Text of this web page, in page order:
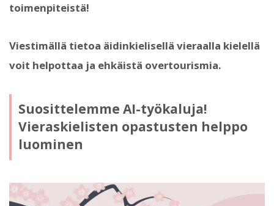
toimenpiteistä!
Viestimällä tietoa äidinkielisellä vieraalla kielellä
voit helpottaa ja ehkäistä overtourismia.
Suosittelemme AI-työkaluja!
Vieraskielisten opastusten helppo
luominen